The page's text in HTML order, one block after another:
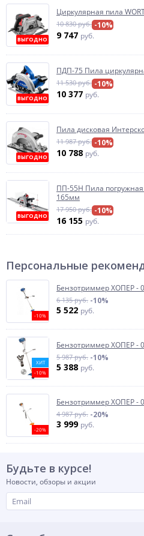
ВЫГОДНО
Циркулярная пила
10 830 руб. -10%
9 747 руб.
ВЫГОДНО
ПДП-75 Пила
11 530 руб. -10%
10 377 руб.
ВЫГОДНО
Пила дисковая
11 987 руб. -10%
10 788 руб.
ВЫГОДНО
ПП-55Н Пила
165мм
17 950 руб. -10%
16 155 руб.
Персональные
-10%
Бензотриммер ХОПЕР -
6 135 руб. -10%
5 522 руб.
ХИТ
-10%
Бензотриммер ХОПЕР -
5 987 руб. -10%
5 388 руб.
-20%
Бензотриммер ХОПЕР -
4 987 руб. -20%
3 999 руб.
Будьте в курсе!
Новости, обзоры и акции